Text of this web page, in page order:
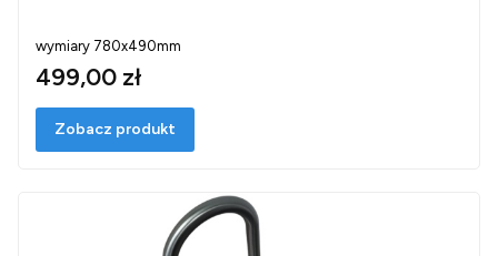
wymiary 780x490mm
499,00 zł
Zobacz produkt